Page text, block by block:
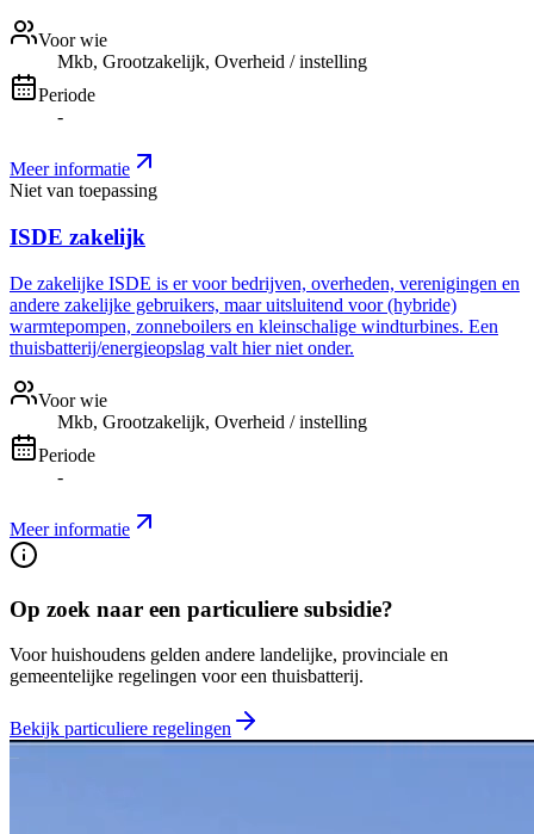
Voor wie
Mkb, Grootzakelijk, Overheid / instelling
Periode
-
Meer informatie
Niet van toepassing
ISDE zakelijk
De zakelijke ISDE is er voor bedrijven, overheden, verenigingen en
andere zakelijke gebruikers, maar uitsluitend voor (hybride)
warmtepompen, zonneboilers en kleinschalige windturbines. Een
thuisbatterij/energieopslag valt hier niet onder.
Voor wie
Mkb, Grootzakelijk, Overheid / instelling
Periode
-
Meer informatie
Op zoek naar een particuliere subsidie?
Voor huishoudens gelden andere landelijke, provinciale en
gemeentelijke regelingen voor een thuisbatterij.
Bekijk particuliere regelingen